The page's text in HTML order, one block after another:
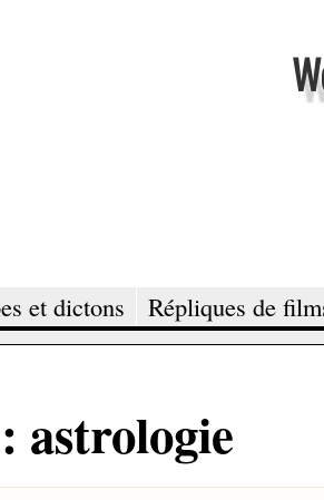
et dictons Répliques de
astrologie